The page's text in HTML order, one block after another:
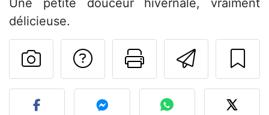
Une petite douceur hivernale, vraiment
délicieuse.
Imprimer
Poser une
Publier votre photo de